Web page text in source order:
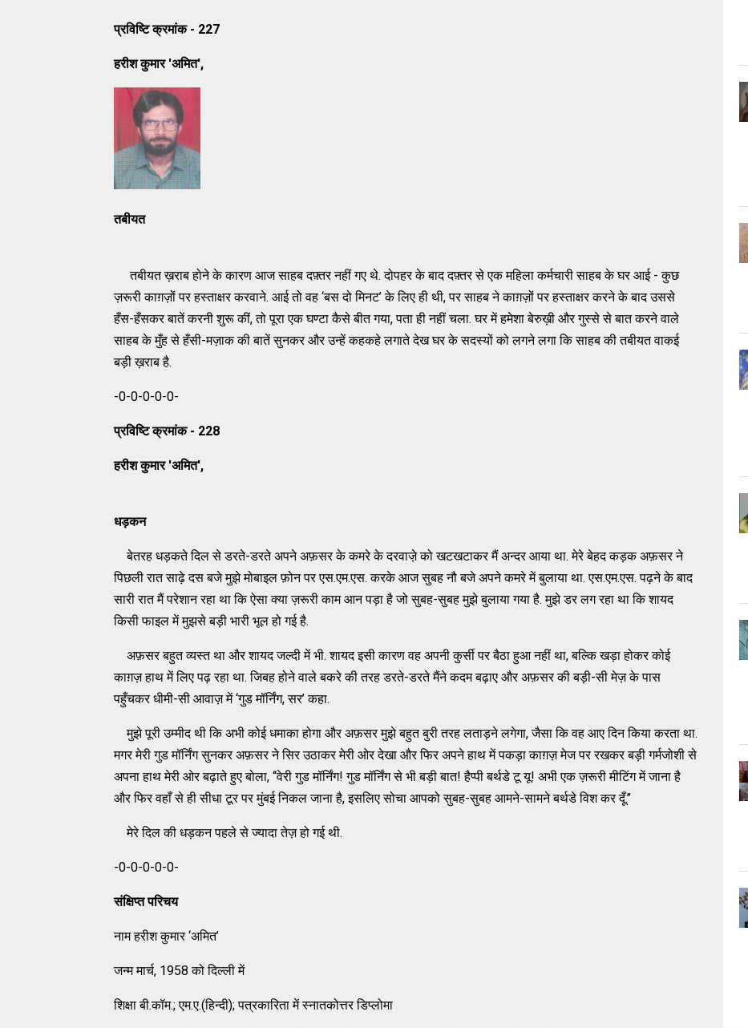
प्रविष्टि क्रमांक - 227
हरीश कुमार 'अमित',
तबीयत
तबीयत ख़राब होने के कारण आज साहब दफ़्तर नहीं गए थे. दोपहर के बाद दफ़्तर से एक महिला कर्मचारी साहब के घर आई - कुछ
ज़रूरी काग़ज़ों पर हस्ताक्षर करवाने. आई तो वह ‘बस दो मिनट’ के लिए ही थी, पर साहब ने काग़ज़ों पर हस्ताक्षर करने के बाद उससे
हँस-हँसकर बातें करनी शुरू कीं, तो पूरा एक घण्टा कैसे बीत गया, पता ही नहीं चला. घर में हमेशा बेरुख़ी और गुस्से से बात करने वाले
साहब के मुँह से हँसी-मज़ाक की बातें सुनकर और उन्हें कहकहे लगाते देख घर के सदस्यों को लगने लगा कि साहब की तबीयत वाकई
बड़ी ख़राब है.
-0-0-0-0-0-
प्रविष्टि क्रमांक - 228
हरीश कुमार 'अमित',
धड़कन
बेतरह धड़कते दिल से डरते-डरते अपने अफ़सर के कमरे के दरवाजे़ को खटखटाकर मैं अन्दर आया था. मेरे बेहद कड़क अफ़सर ने
पिछली रात साढ़े दस बजे मुझे मोबाइल फ़ोन पर एस.एम.एस. करके आज सुबह नौ बजे अपने कमरे में बुलाया था. एस.एम.एस. पढ़ने के बाद
सारी रात मैं परेशान रहा था कि ऐसा क्या ज़रूरी काम आन पड़ा है जो सुबह-सुबह मुझे बुलाया गया है. मुझे डर लग रहा था कि शायद
किसी फाइल में मुझसे बड़ी भारी भूल हो गई है.
अफ़सर बहुत व्यस्त था और शायद जल्दी में भी. शायद इसी कारण वह अपनी कुर्सी पर बैठा हुआ नहीं था, बल्कि खड़ा होकर कोई
काग़ज़ हाथ में लिए पढ़ रहा था. जिबह होने वाले बकरे की तरह डरते-डरते मैंने कदम बढ़ाए और अफ़सर की बड़ी-सी मेज़ के पास
पहुँचकर धीमी-सी आवाज़ में ‘गुड मॉर्निंग, सर’ कहा.
मुझे पूरी उम्मीद थी कि अभी कोई धमाका होगा और अफ़सर मुझे बहुत बुरी तरह लताड़ने लगेगा, जैसा कि वह आए दिन किया करता था.
मगर मेरी गुड मॉर्निंग सुनकर अफ़सर ने सिर उठाकर मेरी ओर देखा और फिर अपने हाथ में पकड़ा काग़ज़ मेज पर रखकर बड़ी गर्मजोशी से
अपना हाथ मेरी ओर बढ़ाते हुए बोला, ‘‘वेरी गुड मॉर्निंग! गुड मॉर्निंग से भी बड़ी बात! हैप्पी बर्थडे टू यू! अभी एक ज़रूरी मीटिंग में जाना है
और फिर वहाँ से ही सीधा टूर पर मुंबई निकल जाना है, इसलिए सोचा आपको सुबह-सुबह आमने-सामने बर्थडे विश कर दूँ.’’
मेरे दिल की धड़कन पहले से ज्यादा तेज़ हो गई थी.
-0-0-0-0-0-
संक्षिप्त परिचय
नाम हरीश कुमार ‘अमित’
जन्म मार्च, 1958 को दिल्ली में
शिक्षा बी.कॉम.; एम.ए.(हिन्दी); पत्रकारिता में स्नातकोत्तर डिप्लोमा